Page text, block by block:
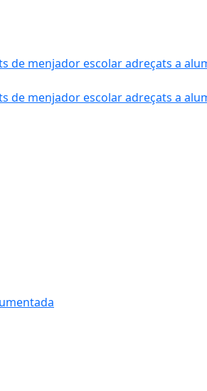
de menjador escolar adreçats a
de menjador escolar adreçats a